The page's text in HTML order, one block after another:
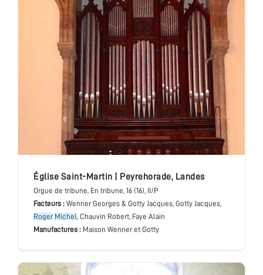
église Saint-Martin Peyrehorade, Landes
Orgue de tribune, En tribune, 16 (16), II/P
Facteurs : Wenner Georges & Gotty Jacques, Gotty Jacques,
Roger Michel , Chauvin Robert, Faye Alain
Manufactures : Maison Wenner et Gotty